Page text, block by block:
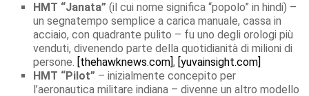
HMT “Janata” (il cui nome significa “popolo” in hindi) –
un segnatempo semplice a carica manuale, cassa in
acciaio, con quadrante pulito – fu uno degli orologi più
venduti, divenendo parte della quotidianità di milioni di
persone. [thehawknews.com], [yuvainsight.com]
HMT “Pilot” – inizialmente concepito per
l’aeronautica militare indiana – divenne un altro modello